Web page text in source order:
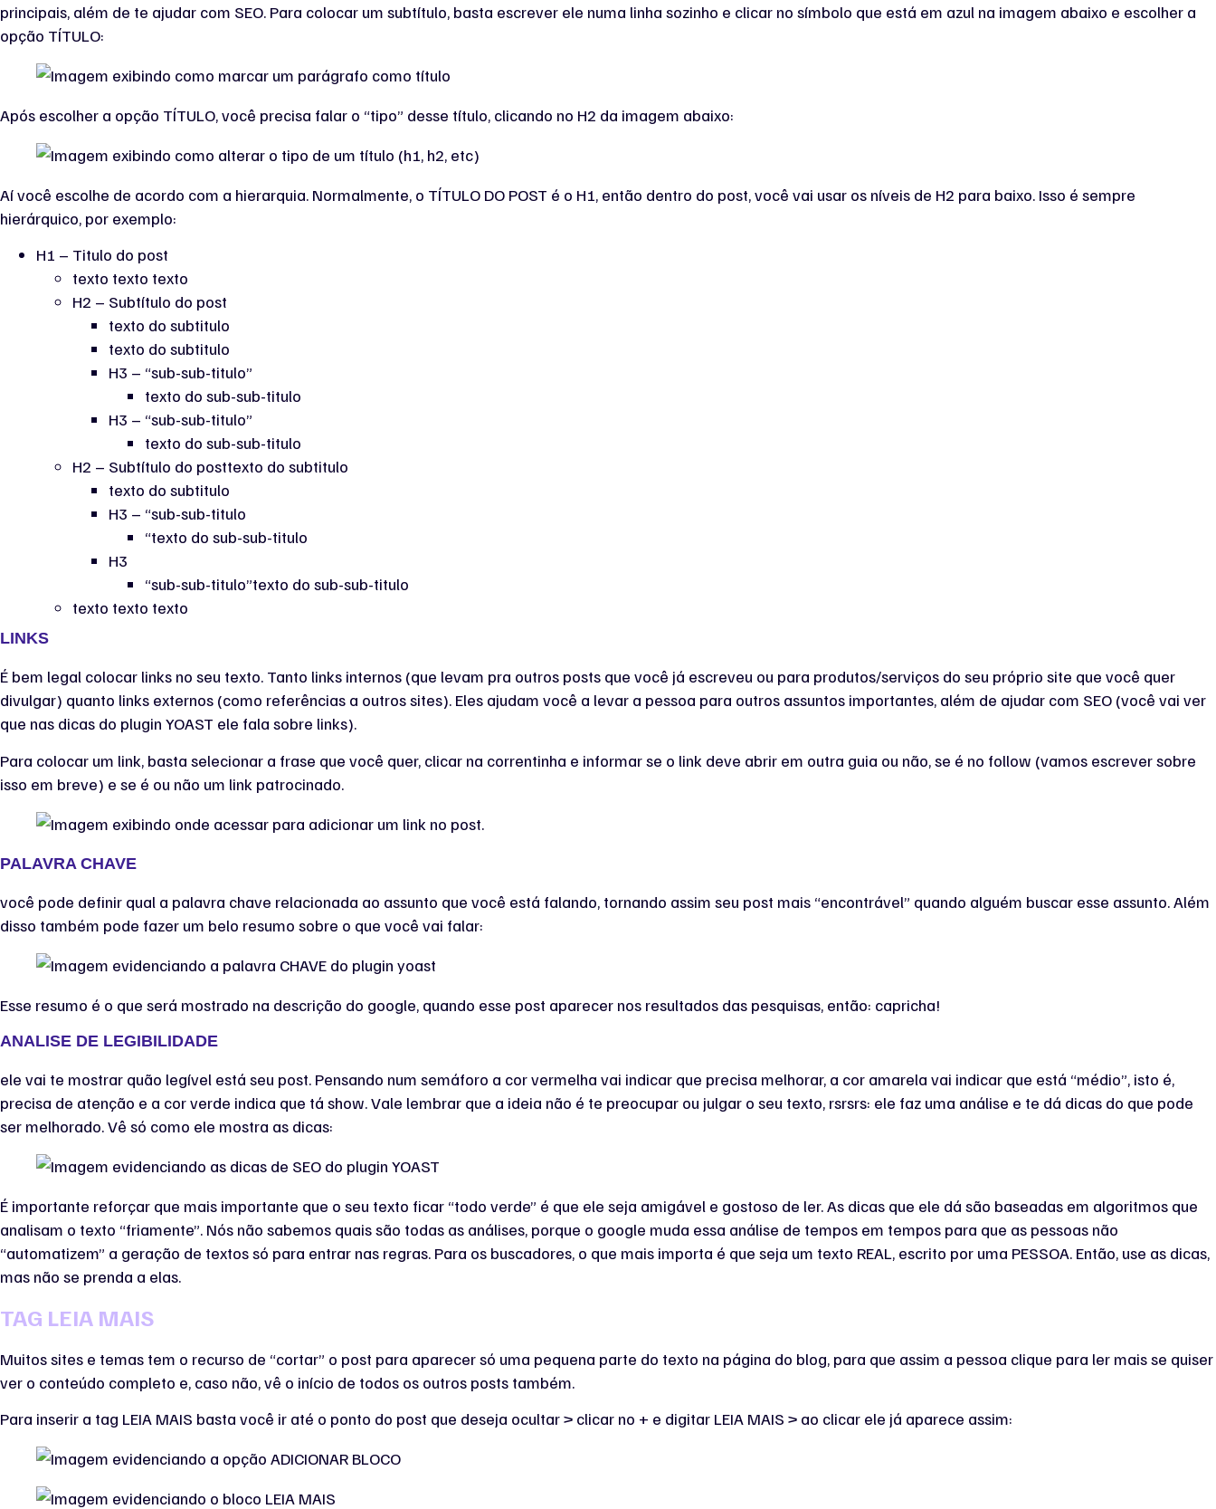
principais, além de te ajudar com SEO. Para colocar um subtítulo, basta escrever ele numa linha sozinho e clicar no símbolo que está em azul na imagem abaixo e escolher a
opção TÍTULO:
Após escolher a opção TÍTULO, você precisa falar o “tipo” desse título, clicando no H2 da imagem abaixo:
Aí você escolhe de acordo com a hierarquia. Normalmente, o TÍTULO DO POST é o H1, então dentro do post, você vai usar os níveis de H2 para baixo. Isso é sempre
hierárquico, por exemplo:
H1 – Titulo do post
texto texto texto
H2 – Subtítulo do post
texto do subtitulo
texto do subtitulo
H3 – “sub-sub-titulo”
texto do sub-sub-titulo
H3 – “sub-sub-titulo”
texto do sub-sub-titulo
H2 – Subtítulo do posttexto do subtitulo
texto do subtitulo
H3 – “sub-sub-titulo
“texto do sub-sub-titulo
H3
“sub-sub-titulo”texto do sub-sub-titulo
texto texto texto
LINKS
É bem legal colocar links no seu texto. Tanto links internos (que levam pra outros posts que você já escreveu ou para produtos/serviços do seu próprio site que você quer
divulgar) quanto links externos (como referências a outros sites). Eles ajudam você a levar a pessoa para outros assuntos importantes, além de ajudar com SEO (você vai ver
que nas dicas do plugin YOAST ele fala sobre links).
Para colocar um link, basta selecionar a frase que você quer, clicar na correntinha e informar se o link deve abrir em outra guia ou não, se é no follow (vamos escrever sobre
isso em breve) e se é ou não um link patrocinado.
PALAVRA CHAVE
você pode definir qual a palavra chave relacionada ao assunto que você está falando, tornando assim seu post mais “encontrável” quando alguém buscar esse assunto. Além
disso também pode fazer um belo resumo sobre o que você vai falar:
Esse resumo é o que será mostrado na descrição do google, quando esse post aparecer nos resultados das pesquisas, então: capricha!
ANALISE DE LEGIBILIDADE
ele vai te mostrar quão legível está seu post. Pensando num semáforo a cor vermelha vai indicar que precisa melhorar, a cor amarela vai indicar que está “médio”, isto é,
precisa de atenção e a cor verde indica que tá show. Vale lembrar que a ideia não é te preocupar ou julgar o seu texto, rsrsrs: ele faz uma análise e te dá dicas do que pode
ser melhorado. Vê só como ele mostra as dicas:
É importante reforçar que mais importante que o seu texto ficar “todo verde” é que ele seja amigável e gostoso de ler. As dicas que ele dá são baseadas em algoritmos que
analisam o texto “friamente”. Nós não sabemos quais são todas as análises, porque o google muda essa análise de tempos em tempos para que as pessoas não
“automatizem” a geração de textos só para entrar nas regras. Para os buscadores, o que mais importa é que seja um texto REAL, escrito por uma PESSOA. Então, use as dicas,
mas não se prenda a elas.
TAG LEIA MAIS
Muitos sites e temas tem o recurso de “cortar” o post para aparecer só uma pequena parte do texto na página do blog, para que assim a pessoa clique para ler mais se quiser
ver o conteúdo completo e, caso não, vê o início de todos os outros posts também.
Para inserir a tag LEIA MAIS basta você ir até o ponto do post que deseja ocultar > clicar no + e digitar LEIA MAIS > ao clicar ele já aparece assim: